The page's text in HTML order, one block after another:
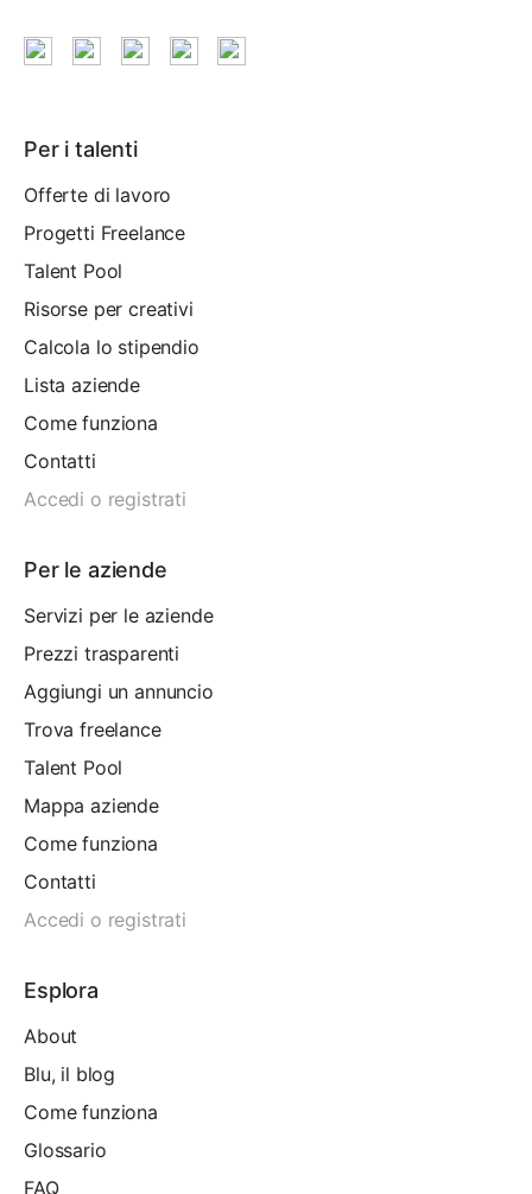
Per i talenti
Offerte di lavoro
Progetti Freelance
Talent Pool
Risorse per creativi
Calcola lo stipendio
Lista aziende
Come funziona
Contatti
Accedi o registrati
Per le aziende
Servizi per le aziende
Prezzi trasparenti
Aggiungi un annuncio
Trova freelance
Talent Pool
Mappa aziende
Come funziona
Contatti
Accedi o registrati
Esplora
About
Blu, il blog
Come funziona
Glossario
FAQ